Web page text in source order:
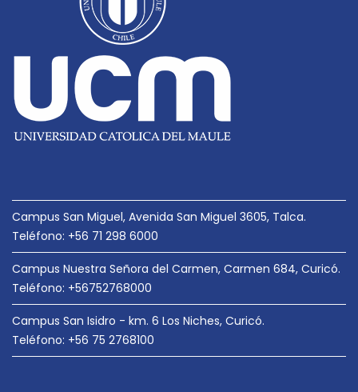
e
t
r
a
s
Campus San Miguel, Avenida San Miguel 3605, Talca.
Teléfono: +56 71 298 6000
Campus Nuestra Señora del Carmen, Carmen 684, Curicó.
Teléfono: +56752768000
Campus San Isidro - km. 6 Los Niches, Curicó.
Teléfono: +56 75 2768100